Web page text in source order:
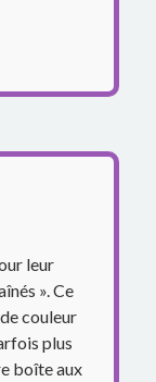
leur
». Ce
couleur
plus
boîte aux